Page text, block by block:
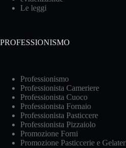
Le leggi
PROFESSIONISMO
Professionismo
Professionista Cameriere
Professionista Cuoco
Professionista Fornaio
Professionista Pasticcere
Professionista Pizzaiolo
Promozione Forni
Promozione Pasticcerie e